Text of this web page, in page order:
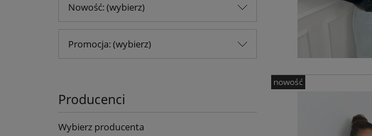
Nowość: (wybierz)
Promocja: (wybierz)
Producenci
Wybierz producenta
nowość